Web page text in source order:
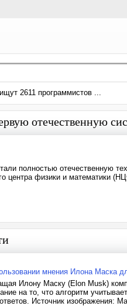
2611 программистов ...
отечественную
полностью отечественную
центра физики и математики
мнения Илона Маска
Илону Маску (Elon Musk)
на то, что алгоритм
Источник изображения: